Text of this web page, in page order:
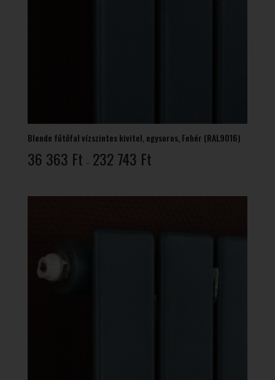
Blende fűtőfal vízszintes kivitel, egysoros, Fehér (RAL9016)
36 363 Ft – 232 743 Ft36
-